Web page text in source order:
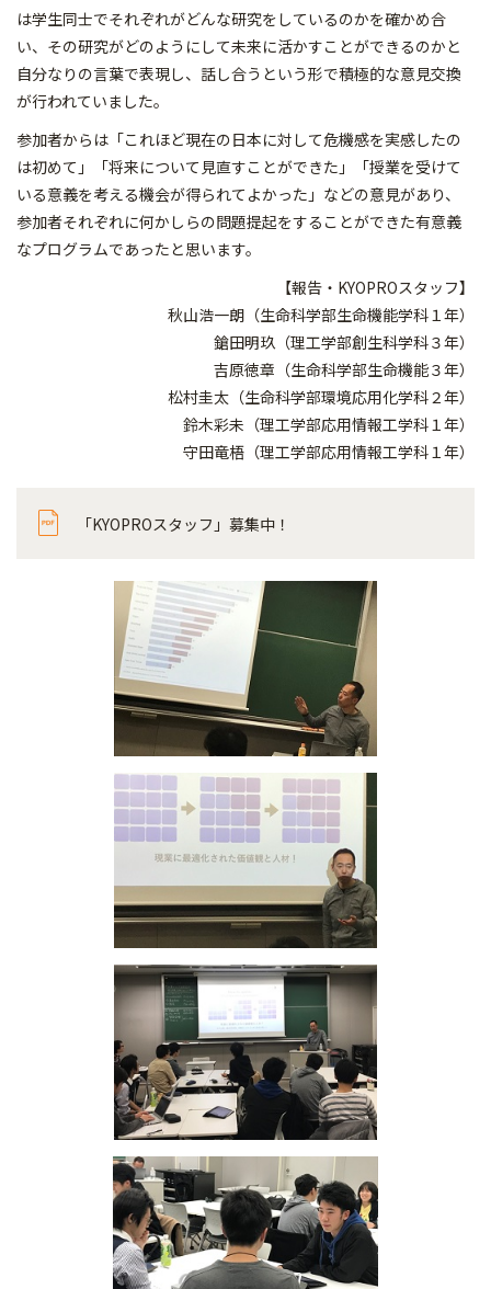
は学生同士でそれぞれがどんな研究をしているのかを確かめ合
い、その研究がどのようにして未来に活かすことができるのかと
自分なりの言葉で表現し、話し合うという形で積極的な意見交換
が行われていました。
参加者からは「これほど現在の日本に対して危機感を実感したの
は初めて」「将来について見直すことができた」「授業を受けて
いる意義を考える機会が得られてよかった」などの意見があり、
参加者それぞれに何かしらの問題提起をすることができた有意義
なプログラムであったと思います。
【報告・KYOPROスタッフ】
秋山浩一朗（生命科学部生命機能学科１年）
鎗田明玖（理工学部創生科学科３年）
吉原徳章（生命科学部生命機能３年）
松村圭太（生命科学部環境応用化学科２年）
鈴木彩未（理工学部応用情報工学科１年）
守田竜梧（理工学部応用情報工学科１年）
「KYOPROスタッフ」募集中！